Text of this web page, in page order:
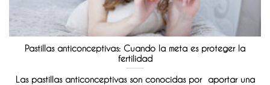
Pastillas anticonceptivas: Cuando la meta es proteger la
fertilidad
Las pastillas anticonceptivas son conocidas por aportar una